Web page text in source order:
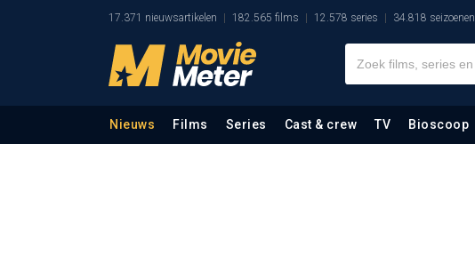
17.371 nieuwsartikelen 182.565 films 12.578 series 34.818 seizoenen
Nieuws Films Series Cast & crew TV Bioscoop